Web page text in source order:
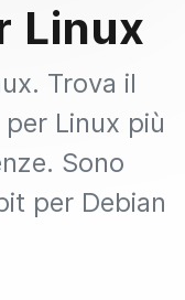
Linux
Trova il
Linux più
Sono
per Debian